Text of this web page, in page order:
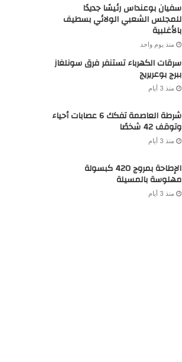
سفيان بوعنداس رئيسًا جديدًا
للمجلس الشعبي الولائي بسطيف
بالأغلبية
منذ يوم واحد
سرقات الكهرباء تستنفر فرق سونلغاز
ببرج بوعريريج
منذ 3 أيام
شرطة العاصمة تفكك 6 عصابات أحياء
وتوقف 42 شخصًا
منذ 3 أيام
الإطاحة بمروج 420 كبسولة
مهلوسة بالمسيلة
منذ 3 أيام